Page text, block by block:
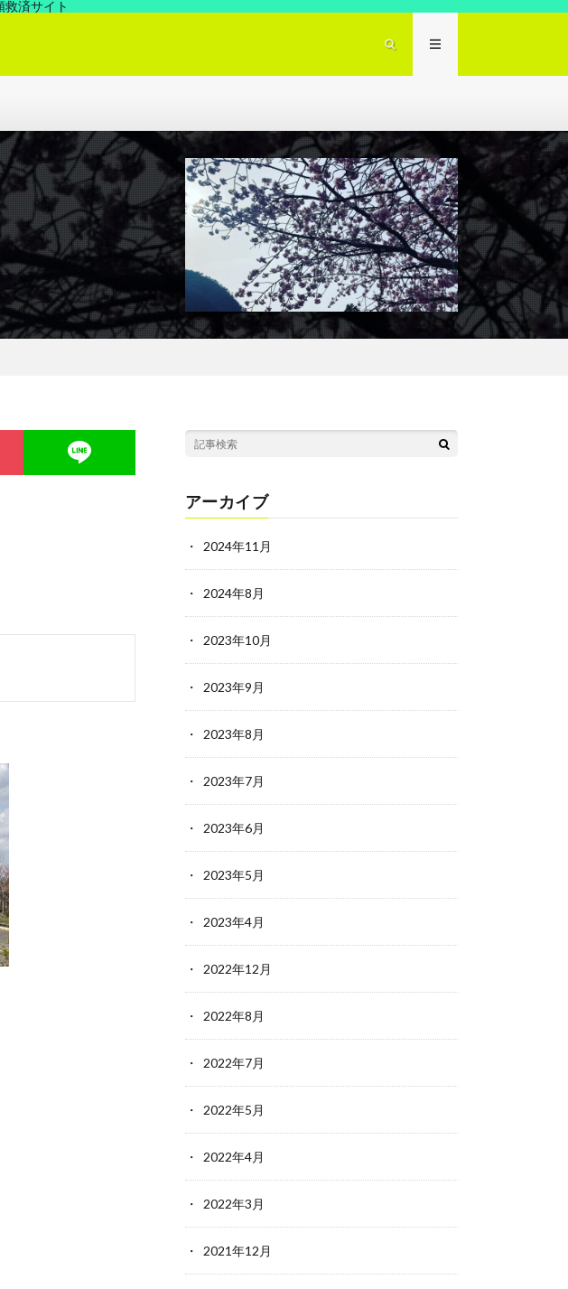
救済サイト
アーカイブ
2024年11月
2024年8月
2023年10月
2023年9月
2023年8月
2023年7月
2023年6月
2023年5月
2023年4月
2022年12月
2022年8月
2022年7月
2022年5月
2022年4月
2022年3月
2021年12月